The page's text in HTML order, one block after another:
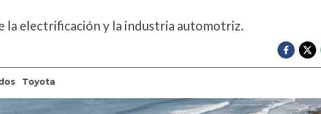
la electrificación y la industria automotriz.
Toyota